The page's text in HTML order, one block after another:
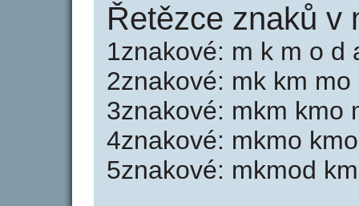
Řetězce znaků v
1znakové: m k m o d
2znakové: mk km mo
3znakové: mkm kmo
4znakové: mkmo
5znakové: mkmod